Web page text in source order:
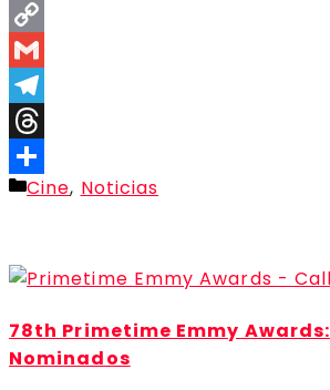
Facebook
Copy
Link
Gmail
Telegram
Threads
Compartir
Categorías
Cine, Noticias
78th Primetime Emmy Awards:
Nominados